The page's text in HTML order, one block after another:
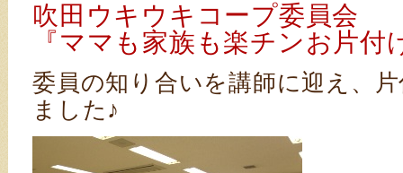
吹田ウキウキコープ委員会
『ママも家族も楽チンお片付
委員の知り合いを講師に迎え、
ました♪